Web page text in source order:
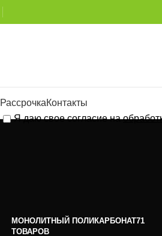
Я даю свое согласие на
РассрочкаКонтакты
МОНОЛИТНЫЙ ПОЛИКАРБОНАТ71
ТОВАРОВ